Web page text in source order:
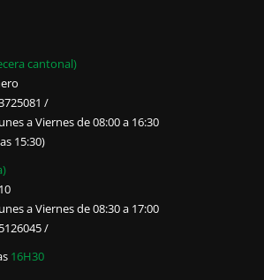
cantonal)
/
a Viernes de 08:00 a 16:30
15:30)
a Viernes de 08:30 a 17:00
/
16H30